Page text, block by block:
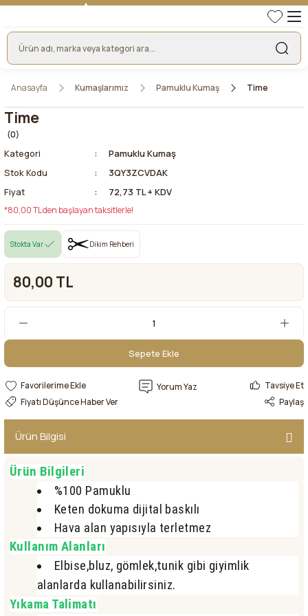
Anasayfa Kumaşlarımız Pamuklu Kumaş Time
Time
(0)
Kategori
Pamuklu Kumaş
Stok Kodu
3QY3ZCVDAK
Fiyat
72,73 TL + KDV
*80,00 TL den başlayan taksitlerle!
Stokta Var Dikim Rehberi
80,00 TL
Sepete Ekle
Sepete EkleYorum Yaz
Tavsiye Et
Fiyatı Düşünce Haber Ver
Paylaş
Ürün Bilgisi
Ürün Bilgileri
%100 Pamuklu
Keten dokuma dijital baskılı
Hava alan yapısıyla terletmez
Kullanım Alanları
Elbise,bluz, gömlek,tunik gibi giyimlik
alanlarda kullanabilirsiniz.
Yıkama Talimatı